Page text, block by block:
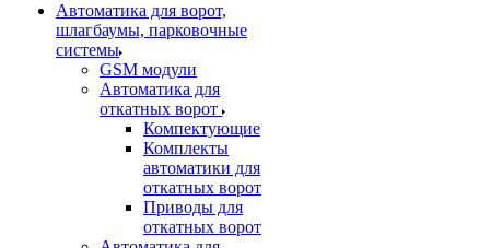
Автоматика для ворот,
шлагбаумы, парковочные
системы
GSM модули
Автоматика для
откатных ворот
Компектующие
Комплекты
автоматики для
откатных ворот
Приводы для
откатных ворот